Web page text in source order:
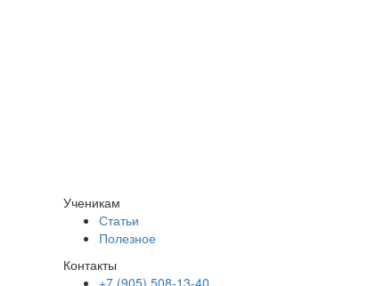
Ученикам
Статьи
Полезное
Контакты
+7 (905) 508-13-40